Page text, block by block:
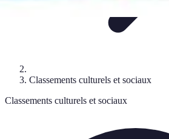
Classements culturels et sociaux
Classements culturels et sociaux